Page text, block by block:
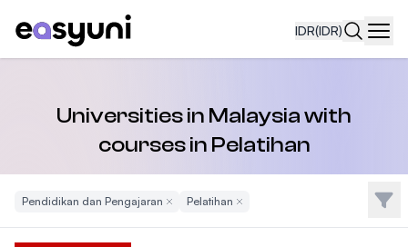
IDR(IDR)
Universities in Malaysia with
courses in Pelatihan
Pendidikan dan Pengajaran Remove Filter
Pelatihan Remove Filter Filter